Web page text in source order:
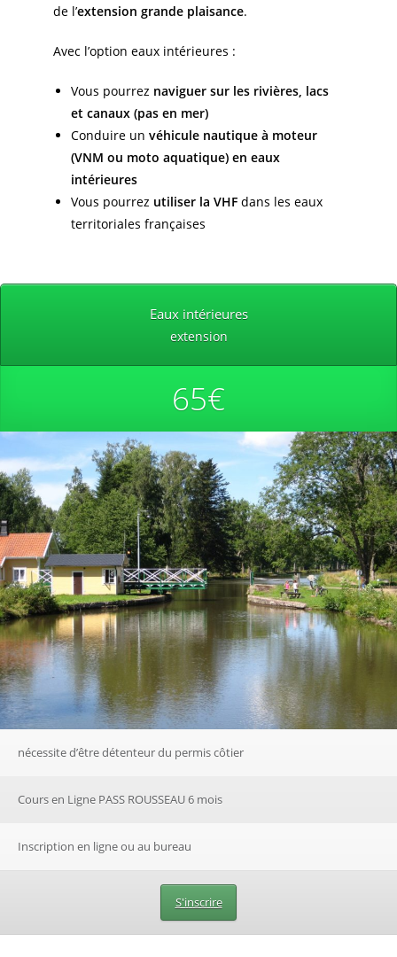
de l’extension grande plaisance.
Avec l’option eaux intérieures :
Vous pourrez naviguer sur les rivières, lacs
et canaux (pas en mer)
Conduire un véhicule nautique à moteur
(VNM ou moto aquatique) en eaux
intérieures
Vous pourrez utiliser la VHF dans les eaux
territoriales françaises
Eaux intérieures
extension
65€
nécessite d’être détenteur du permis côtier
Cours en Ligne PASS ROUSSEAU 6 mois
Inscription en ligne ou au bureau
S'inscrire